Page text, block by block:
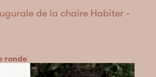
de la chaire Habiter -
ronde